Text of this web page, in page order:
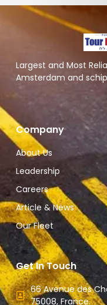
Largest and Most
Amsterdam and
Company
About Us
Leadership
Careers
Article & News
Our Fleet
Get In Touch
66 Avenue des
75008, France.